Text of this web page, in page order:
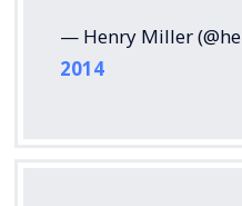
— Henry Miller
2014